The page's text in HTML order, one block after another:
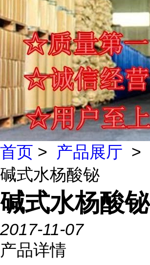
首页 > 产品展厅 >
碱式水杨酸铋
碱式水杨酸铋
2017-11-07
产品详情